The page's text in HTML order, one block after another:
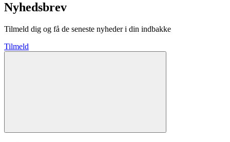
Nyhedsbrev
Tilmeld dig og få de seneste nyheder i din indbakke
Tilmeld